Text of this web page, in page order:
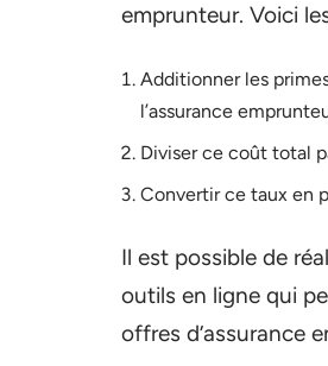
emprunteur. Voici
Additionner les
l’assurance
Diviser ce coût total
Convertir ce taux en
Il est possible de
outils en ligne qui
offres d’assurance